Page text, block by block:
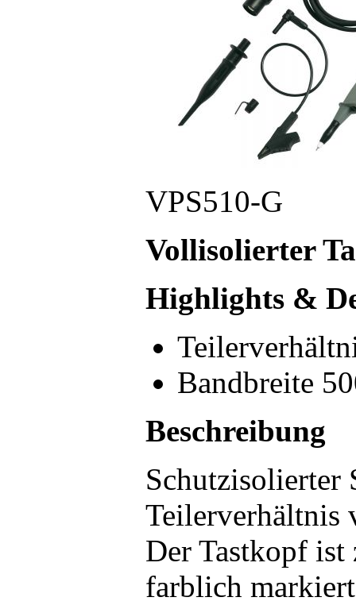
VPS510-G
Vollisolierter
Highlights &
Bandbreite
Beschreibung
Schutzisolierter
Teilerverhältnis
Der Tastkopf
farblich